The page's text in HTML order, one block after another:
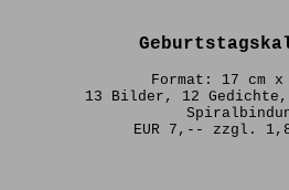
Format: 17 cm x
13 Bilder, 12
EUR 7,-- zzgl.